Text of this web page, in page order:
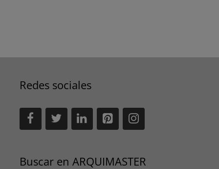
Redes sociales
Buscar en ARQUIMASTER